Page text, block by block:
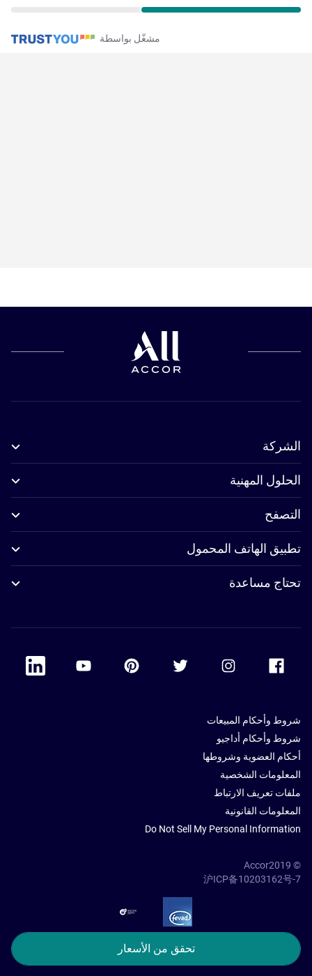
تحقق من الأسعار
مشغّل بواسطة
الشركة
الحلول المهنية
التصفح
تطبيق الهاتف المحمول
تحتاج مساعدة
Accor Facebook
Accor Twitter
Accor Pinterest
Accor Youtube
Linkedin
شروط وأحكام المبيعات
شروط وأحكام أداجيو
أحكام العضوية وشروطها
المعلومات الشخصية
ملفات تعريف الارتباط
المعلومات القانونية
Do Not Sell My Personal Information
© Accor2019
沪ICP备10203162号-7